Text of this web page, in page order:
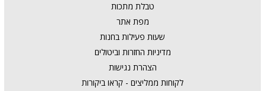
טבלת מתכות
מפת אתר
שעות פעילות בחנות
מדיניות החזרות וביטולים
הצהרת נגישות
לקוחות ממליצים - קראו ביקורות